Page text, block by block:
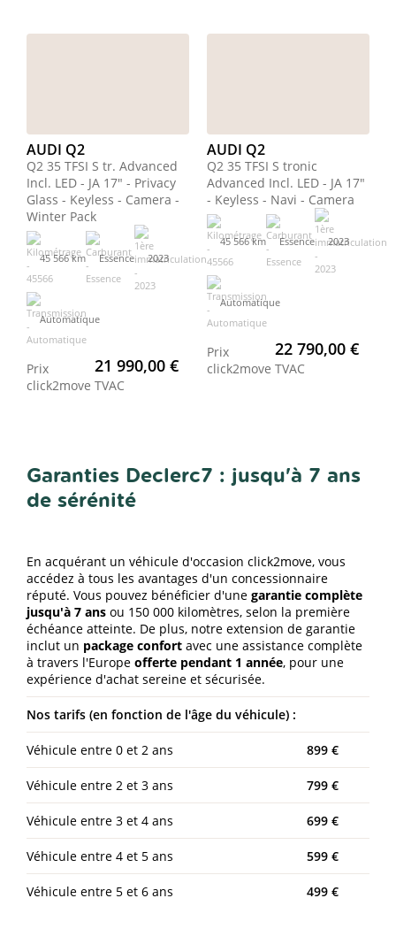
AUDI Q2
Q2 35 TFSI S tr. Advanced
Incl. LED - JA 17" - Privacy
Glass - Keyless - Camera -
Winter Pack
45 566 km Essence 2023
Automatique
Prix
click2move
21 990,00 €
TVAC
AUDI Q2
Q2 35 TFSI S tronic
Advanced Incl. LED - JA 17"
- Keyless - Navi - Camera
45 566 km Essence 2023
Automatique
Prix
click2move
22 790,00 €
TVAC
Garanties Declerc7 : jusqu'à 7 ans
de sérénité
En acquérant un véhicule d'occasion click2move, vous
accédez à tous les avantages d'un concessionnaire
réputé. Vous pouvez bénéficier d'une garantie complète
jusqu'à 7 ans ou 150 000 kilomètres, selon la première
échéance atteinte. De plus, notre extension de garantie
inclut un package confort avec une assistance complète
à travers l'Europe offerte pendant 1 année, pour une
expérience d'achat sereine et sécurisée.
Nos tarifs (en fonction de l'âge du véhicule) :
Véhicule entre 0 et 2 ans 899 €
Véhicule entre 2 et 3 ans 799 €
Véhicule entre 3 et 4 ans 699 €
Véhicule entre 4 et 5 ans 599 €
Véhicule entre 5 et 6 ans 499 €